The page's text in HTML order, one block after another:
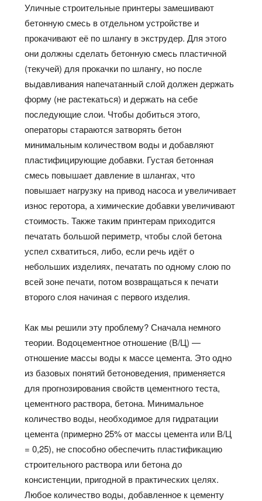
Уличные строительные принтеры замешивают
бетонную смесь в отдельном устройстве и
прокачиваютеё по шлангу в экструдер. Для этого
они должны сделать бетонную смесь пластичной
(текучей) для прокачки по шлангу, но после
выдавливания напечатанный слой должен держать
форму (не растекаться) и держать на себе
последующие слои. Чтобы добиться этого,
операторы стараются затворять бетон
минимальным количеством воды и добавляют
пластифицирующие добавки. Густая бетонная
смесь повышает давление в шлангах, что
повышает нагрузку на привод насоса и увеличивает
износ геротора, а химические добавки увеличивают
стоимость. Также таким принтерам приходится
печатать большой периметр, чтобы слой бетона
успел схватиться, либо, если речь идёто
небольших изделиях, печатать по одному слою по
всей зоне печати, потом возвращаться к печати
второгослоя начиная с первого изделия.
Как мы решили эту проблему? Сначала немного
теории. Водоцементное отношение (В/Ц) —
отношение массы воды к массе цемента. Это одно
из базовых понятийбетоноведения, применяется
для прогнозирования свойств цементного теста,
цементного раствора, бетона. Минимальное
количество воды, необходимое для гидратации
цемента (примерно25%от массы цемента или В/Ц
= 0,25), не способно обеспечить пластификацию
строительного раствора или бетона до
консистенции, пригодной в практических целях.
Любое количество воды, добавленное к цементу